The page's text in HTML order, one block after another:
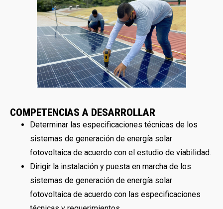
COMPETENCIAS A DESARROLLAR
Determinar las especificaciones técnicas de los
sistemas de generación de energía solar
fotovoltaica de acuerdo con el estudio de viabilidad.
Dirigir la instalación y puesta en marcha de los
sistemas de generación de energía solar
fotovoltaica de acuerdo con las especificaciones